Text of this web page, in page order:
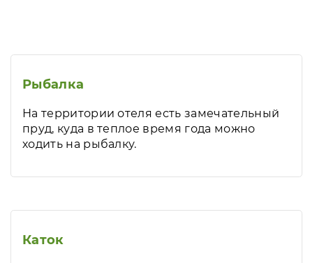
Рыбалка
На территории отеля есть замечательный
пруд, куда в теплое время года можно
ходить на рыбалку.
Каток